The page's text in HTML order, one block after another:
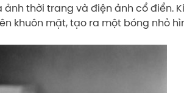
thời trang và điện ảnh cổ điển.
khuôn mặt, tạo ra một bóng nhỏ